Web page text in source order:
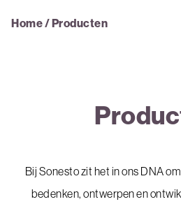
Home/Producten
Bij Sonesto zit het in ons DNA
bedenken, ontwerpen en